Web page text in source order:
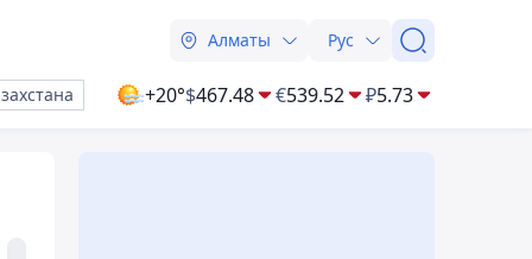
Алматы Рус
+20°$467.48 €539.52 ₽5.73